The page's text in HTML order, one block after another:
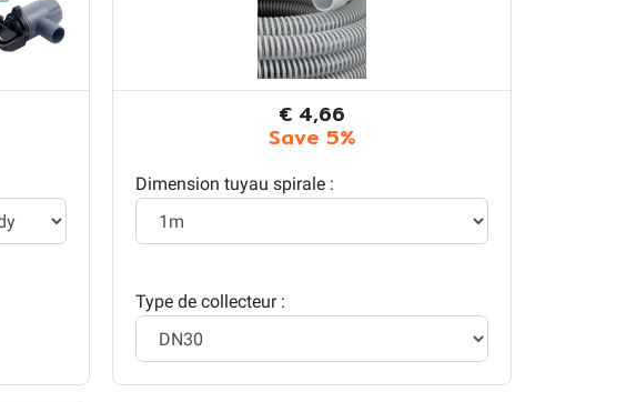
€ 4,66
Save 5%
Dimension tuyau spirale :
Type de collecteur :